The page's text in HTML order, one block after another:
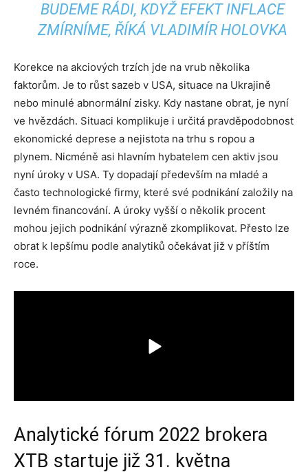
BUDEME RÁDI, KDYŽ EFEKT INFLACE
ZMÍRNÍME, ŘÍKÁ VLADIMÍR HOLOVKA
Korekce na akciových trzích jde na vrub několika
faktorům. Je to růst sazeb v USA, situace na Ukrajině
nebo minulé abnormální zisky. Kdy nastane obrat, je nyní
ve hvězdách. Situaci komplikuje i určitá pravděpodobnost
ekonomické deprese a nejistota na trhu s ropou a
plynem. Nicméně asi hlavním hybatelem cen aktiv jsou
nyní úroky v USA. Ty dopadají především na mladé a
často technologické firmy, které své podnikání založily na
levném financování. A úroky vyšší o několik procent
mohou jejich podnikání výrazně zkomplikovat. Přesto lze
obrat k lepšímu podle analytiků očekávat již v příštím
roce.
Analytické fórum 2022 brokera
XTB startuje již 31. května